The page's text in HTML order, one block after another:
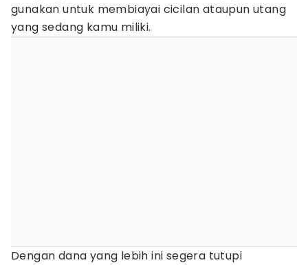
gunakan untuk membiayai cicilan ataupun utang
yang sedang kamu miliki.
Dengan dana yang lebih ini segera tutupi